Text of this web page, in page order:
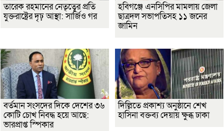
তারেক রহমানের নেতৃত্বের প্রতি
যুক্তরাষ্ট্রের দৃঢ় আস্থা: সার্জিও গর
হবিগঞ্জে এনসিপির মামলায় জেলা
ছাত্রদল সভাপতিসহ ১১ জনের
জামিন
বর্তমান সংসদের দিকে দেশের ৩৬
কোটি চোখ নিবদ্ধ হয়ে আছে:
ভারপ্রাপ্ত স্পিকার
দিল্লিতে প্রকাশ্য অনুষ্ঠানে শেখ
হাসিনা বক্তব্য দেয়ায় ক্ষুব্ধ ঢাকা